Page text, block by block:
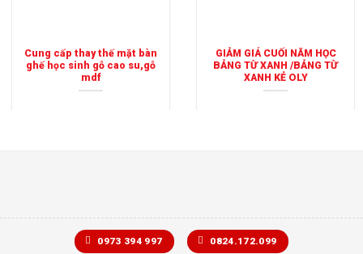
Cung cấp thay thế mặt bàn
ghế học sinh gỗ cao su,gỗ
mdf
GIẢM GIÁ CUỐI NĂM HỌC
BẢNG TỪ XANH /BẢNG TỪ
XANH KẺ OLY
0973 394 997 0824.172.099